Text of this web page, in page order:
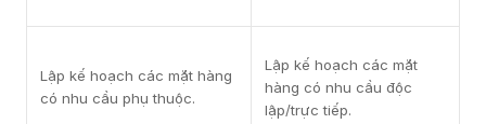
Lập kế hoạch các mặt hàng
có nhu cầu phụ thuộc.
Lập kế hoạch các mặt
hàng có nhu cầu độc
lập/trực tiếp.